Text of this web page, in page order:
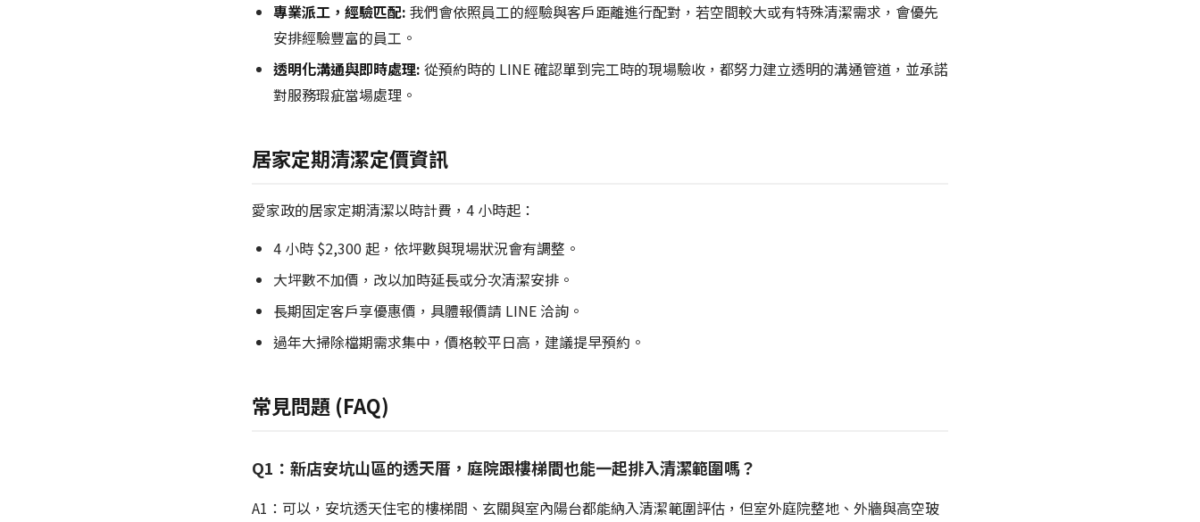
專業派工，經驗匹配: 我們會依照員工的經驗與客戶距離進行配對，若空間較大或有特殊清潔需求，會優先
安排經驗豐富的員工。
透明化溝通與即時處理: 從預約時的 LINE 確認單到完工時的現場驗收，都努力建立透明的溝通管道，並承諾
對服務瑕疵當場處理。
居家定期清潔定價資訊
愛家政的居家定期清潔以時計費，4 小時起：
4 小時 $2,300 起，依坪數與現場狀況會有調整。
大坪數不加價，改以加時延長或分次清潔安排。
長期固定客戶享優惠價，具體報價請 LINE 洽詢。
過年大掃除檔期需求集中，價格較平日高，建議提早預約。
常見問題 (FAQ)
Q1：新店安坑山區的透天厝，庭院跟樓梯間也能一起排入清潔範圍嗎？
A1：可以，安坑透天住宅的樓梯間、玄關與室內陽台都能納入清潔範圍評估，但室外庭院整地、外牆與高空玻